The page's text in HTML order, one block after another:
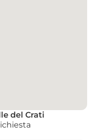
del Crati